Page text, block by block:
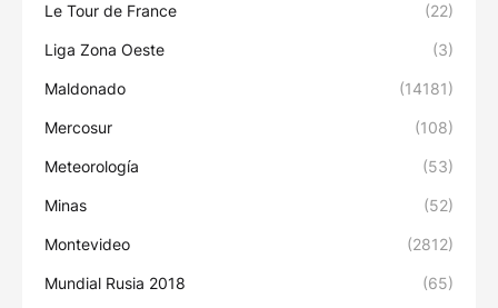
Le Tour de France (22)
Liga Zona Oeste (3)
Maldonado (14181)
Mercosur (108)
Meteorología (53)
Minas (52)
Montevideo (2812)
Mundial Rusia 2018 (65)